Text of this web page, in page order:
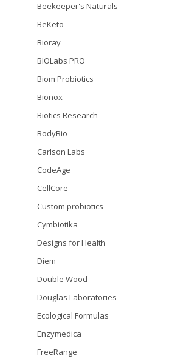
Beekeeper's Naturals
BeKeto
Bioray
BIOLabs PRO
Biom Probiotics
Bionox
Biotics Research
BodyBio
Carlson Labs
CodeAge
CellCore
Custom probiotics
Cymbiotika
Designs for Health
Diem
Double Wood
Douglas Laboratories
Ecological Formulas
Enzymedica
FreeRange